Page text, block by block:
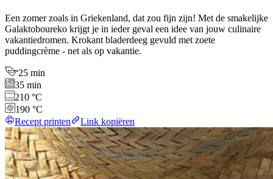
Een zomer zoals in Griekenland, dat zou fijn zijn! Met de smakelijke
Galaktoboureko krijgt je in ieder geval een idee van jouw culinaire
vakantiedromen. Krokant bladerdeeg gevuld met zoete
puddingcrème - net als op vakantie.
25 min
35 min
210 °C
190 °C
Recept printen
Link kopiëren